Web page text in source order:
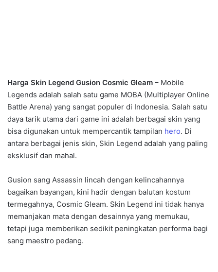
Harga Skin Legend Gusion Cosmic Gleam – Mobile
Legends adalah salah satu game MOBA (Multiplayer Online
Battle Arena) yang sangat populer di Indonesia. Salah satu
daya tarik utama dari game ini adalah berbagai skin yang
bisa digunakan untuk mempercantik tampilan hero. Di
antara berbagai jenis skin, Skin Legend adalah yang paling
eksklusif dan mahal.
Gusion sang Assassin lincah dengan kelincahannya
bagaikan bayangan, kini hadir dengan balutan kostum
termegahnya, Cosmic Gleam. Skin Legend ini tidak hanya
memanjakan mata dengan desainnya yang memukau,
tetapi juga memberikan sedikit peningkatan performa bagi
sang maestro pedang.